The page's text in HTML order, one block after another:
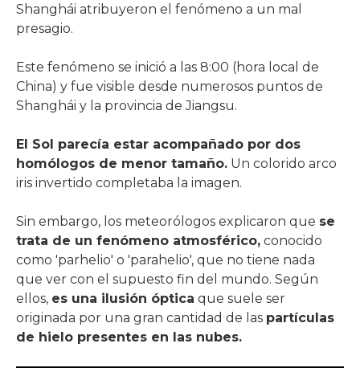
Shanghái atribuyeron el fenómeno a un mal
presagio.
Este fenómeno se inició a las 8:00 (hora local de
China) y fue visible desde numerosos puntos de
Shanghái y la provincia de Jiangsu.
El Sol parecía estar acompañado por dos
homólogos de menor tamaño. Un colorido arco
iris invertido completaba la imagen.
Sin embargo, los meteorólogos explicaron que se
trata de un fenómeno atmosférico, conocido
como 'parhelio' o 'parahelio', que no tiene nada
que ver con el supuesto fin del mundo. Según
ellos, es una ilusión óptica que suele ser
originada por una gran cantidad de las partículas
de hielo presentes en las nubes.